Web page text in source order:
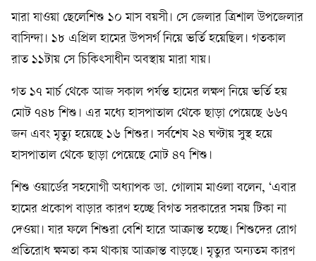
মারা যাওয়া ছেলেশিশু ১০ মাস বয়সী। সে জেলার ত্রিশাল উপজেলার
বাসিন্দা। ১৮ এপ্রিল হামের উপসর্গ নিয়ে ভর্তি হয়েছিল। গতকাল
রাত ১১টায় সে চিকিৎসাধীন অবস্থায় মারা যায়।
গত ১৭ মার্চ থেকে আজ সকাল পর্যন্ত হামের লক্ষণ নিয়ে ভর্তি হয়
মোট ৭৪৮ শিশু। এর মধ্যে হাসপাতাল থেকে ছাড়া পেয়েছে ৬৬৭
জন এবং মৃত্যু হয়েছে ১৬ শিশুর। সর্বশেষ ২৪ ঘণ্টায় সুস্থ হয়ে
হাসপাতাল থেকে ছাড়া পেয়েছে মোট ৪৭ শিশু।
শিশু ওয়ার্ডের সহযোগী অধ্যাপক ডা. গোলাম মাওলা বলেন, ‘এবার
হামের প্রকোপ বাড়ার কারণ হচ্ছে বিগত সরকারের সময় টিকা না
দেওয়া। যার ফলে শিশুরা বেশি হারে আক্রান্ত হচ্ছে। শিশুদের রোগ
প্রতিরোধ ক্ষমতা কম থাকায় আক্রান্ত বাড়ছে। মৃত্যুর অন্যতম কারণ